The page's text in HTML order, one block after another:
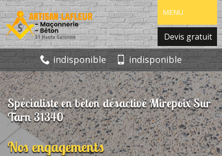
MENU
Devis gratuit
indisponible indisponible
Spécialiste en béton désactivé Mirepoix Sur
Tarn 31340
Nos engagements